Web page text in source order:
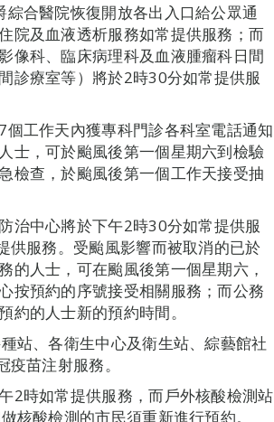
合醫院恢復開放各出入口給公眾通
院及血液透析服務如常提供服務；而
像科、臨床病理科及血液腫瘤科日間
診療室等）將於2時30分如常提供服
工作天內獲專科門診各科室電話通知
士，可於颱風後第一個星期六到檢驗
檢查，於颱風後第一個工作天接受抽
治中心將於下午2時30分如常提供服
供服務。受颱風影響而被取消的已於
的人士，可在颱風後第一個星期六，
按預約的序號接受相關服務；而公務
約的人士新的預約時間。
站、各衛生中心及衛生站、綜藝館社
苗注射服務。
2時如常提供服務，而戶外核酸檢測站
核酸檢測的市民須重新進行預約。